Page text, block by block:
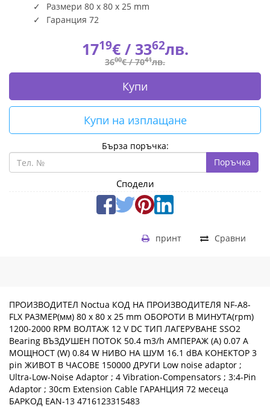
Размери 80 x 80 x 25 mm
Гаранция 72
1719€ / 3362лв.
3600€ /7041лв.
Купи
Купи на изплащане
Бърза поръчка:
Поръчка
Сподели
Сравни
принт
ПРОИЗВОДИТЕЛ Noctua КОД НА ПРОИЗВОДИТЕЛЯ NF-A8-
FLX РАЗМЕР(мм) 80 x 80 x 25 mm ОБОРОТИ В МИНУТА(rpm)
1200-2000 RPM ВОЛТАЖ 12 V DC ТИП ЛАГЕРУВАНЕ SSO2
Bearing ВЪЗДУШЕН ПОТОК 50.4 m3/h АМПЕРАЖ (A) 0.07 A
МОЩНОСТ (W) 0.84 W НИВО НА ШУМ 16.1 dBA КОНЕКТОР 3
pin ЖИВОТ В ЧАСОВЕ 150000 ДРУГИ Low noise adaptor ;
Ultra-Low-Noise Adaptor ; 4 Vibration-Compensators ; 3:4-Pin
Adaptor ; 30cm Extension Cable ГАРАНЦИЯ 72 месеца
БАРКОД EAN-13 4716123315483